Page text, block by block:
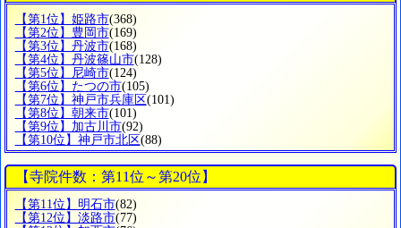
【第1位】姫路市(368)
【第2位】豊岡市(169)
【第3位】丹波市(168)
【第4位】丹波篠山市(128)
【第5位】尼崎市(124)
【第6位】たつの市(105)
【第7位】神戸市兵庫区(101)
【第8位】朝来市(101)
【第9位】加古川市(92)
【第10位】神戸市北区(88)
【寺院件数：第11位～第20位】
【第11位】明石市(82)
【第12位】淡路市(77)